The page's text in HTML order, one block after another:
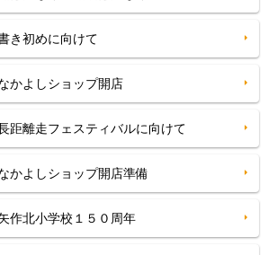
き初めに向けて
かよしショップ開店
距離走フェスティバルに向けて
かよしショップ開店準備
作北小学校１５０周年